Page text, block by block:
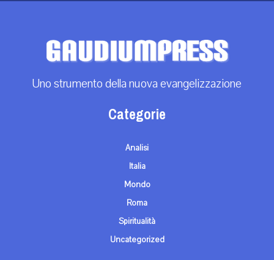
Uno strumento della nuova evangelizzazione
Categorie
Analisi
Italia
Mondo
Roma
Spiritualità
Uncategorized